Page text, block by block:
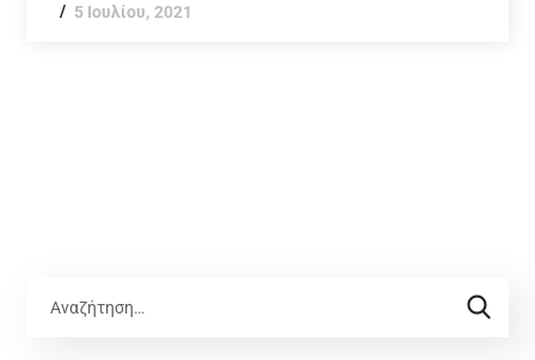
5 Ιουλίου, 2021